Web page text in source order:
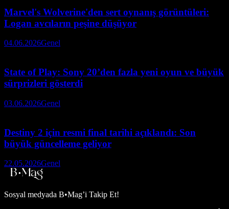
Marvel's Wolverine'den sert oynanış görüntüleri:
Logan avcıların peşine düşüyor
04.06.2026Genel
State of Play: Sony 20’den fazla yeni oyun ve büyük
sürprizleri gösterdi
03.06.2026Genel
Destiny 2 için resmi final tarihi açıklandı: Son
büyük güncelleme geliyor
22.05.2026Genel
Sosyal medyada B•Mag’i Takip Et!